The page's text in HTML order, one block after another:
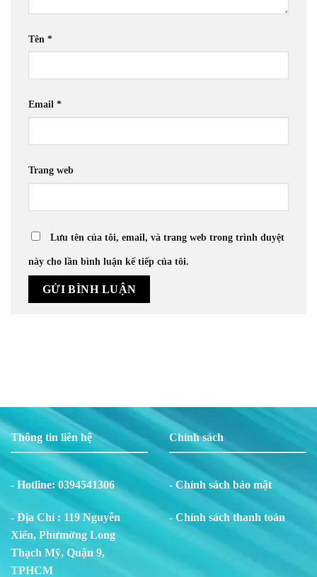
Tên *
Email *
Trang web
Lưu tên của tôi, email, và trang web trong trình duyệt
này cho lần bình luận kế tiếp của tôi.
Thông tin liên hệ
- Hotline: 0394541306
- Địa Chỉ : 119 Nguyễn
Xiển, Phưmờng Long
Thạch Mỹ, Quận 9,
TPHCM
Chính sách
- Chính sách bảo mật
- Chính sách thanh toán